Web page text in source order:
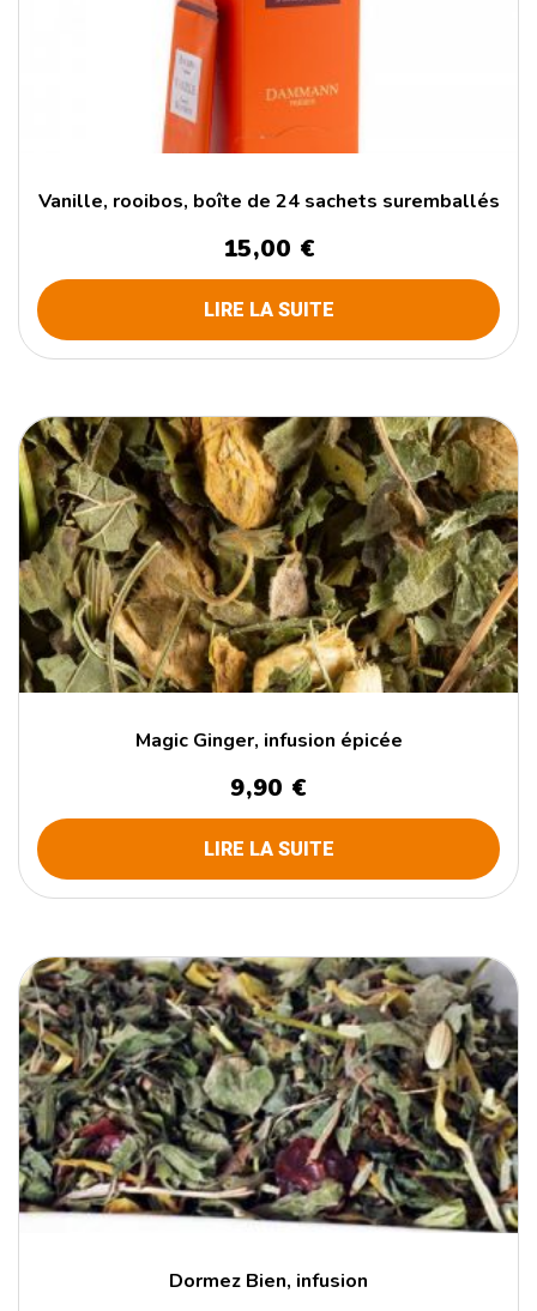
Vanille, rooibos, boîte de 24 sachets suremballés
15,00 €
LIRE LA SUITE
Magic Ginger, infusion épicée
9,90 €
LIRE LA SUITE
Dormez Bien, infusion